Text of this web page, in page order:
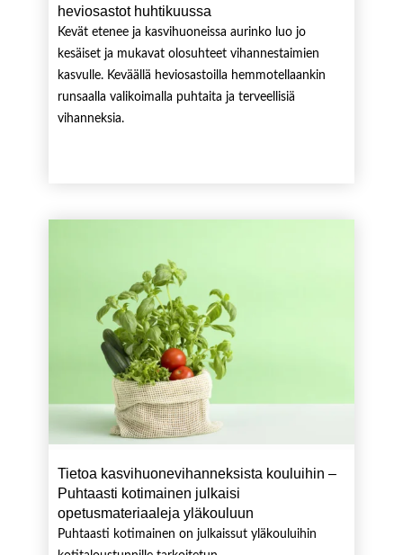
heviosastot huhtikuussa
Kevät etenee ja kasvihuoneissa aurinko luo jo
kesäiset ja mukavat olosuhteet vihannestaimien
kasvulle. Keväällä heviosastoilla hemmotellaankin
runsaalla valikoimalla puhtaita ja terveellisiä
vihanneksia.
Tietoa kasvihuonevihanneksista kouluihin –
Puhtaasti kotimainen julkaisi
opetusmateriaaleja yläkouluun
Puhtaasti kotimainen on julkaissut yläkouluihin